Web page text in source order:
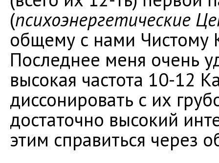
(психоэнергетические
общему с нами Чистому
Последнее меня очень
высокая частота 10-12
диссонировать с их
достаточно высокий
этим справиться через